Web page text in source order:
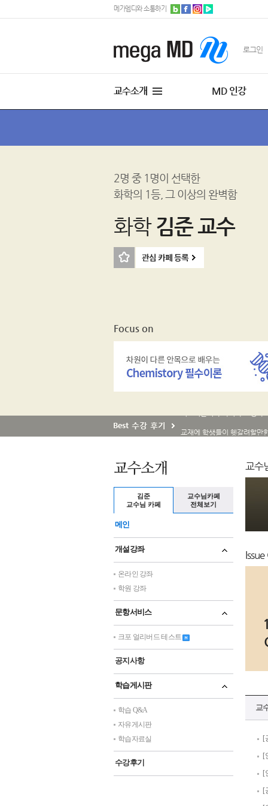
메가엠디와 소통하기
로그인
교수소개 MD 인강
2명 중 1명이 선택한
화학의 1등, 그 이상의 완벽함
화학 김준 교수
Focus on
김준
교수님 카페
교수님카페
전체보기
메인
개설강좌
온라인 강좌
학원 강좌
문항서비스
크포 얼리버드 테스트
공지사항
학습게시판
학습 Q&A
자유게시판
학습자료실
수강후기
교수
교
[
[
[
[